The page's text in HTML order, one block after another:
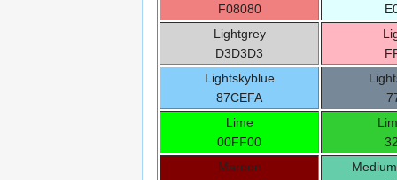
F08080
Lightgrey
D3D3D3
Lightskyblue
87CEFA
Lime
00FF00
Maroon